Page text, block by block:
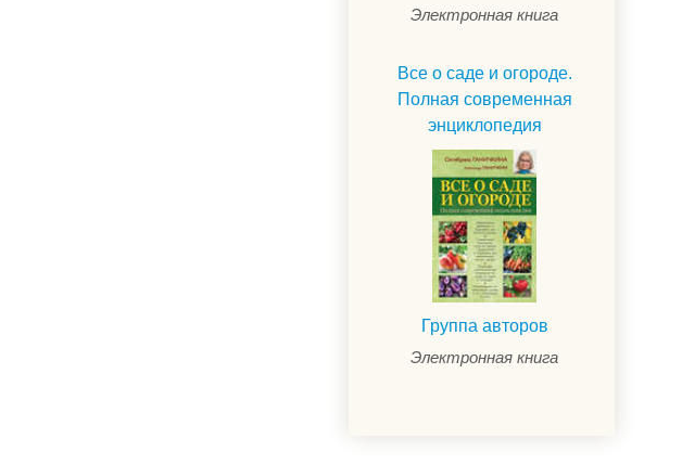
Электронная книга
Все о саде и огороде.
Полная современная
энциклопедия
Группа авторов
Электронная книга